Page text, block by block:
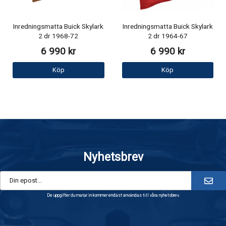
Inredningsmatta Buick Skylark
2 dr 1968-72
6 990 kr
Köp
Inredningsmatta Buick Skylark
2 dr 1964-67
6 990 kr
Köp
Nyhetsbrev
De uppgifter du matar in kommer endast användas till våra nyhetsbrev.